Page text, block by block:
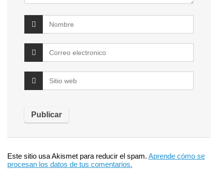
Este sitio usa Akismet para reducir el spam. Aprende cómo se
procesan los datos de tus comentarios.